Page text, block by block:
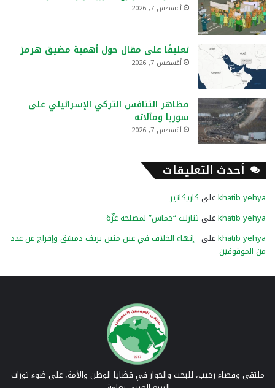
أغسطس 7, 2026
تعليقًا على مقال حول أهمية مضيق هرمز
أغسطس 7, 2026
مظاهر التنافس التركي الإسرائيلي على
سوريا ومآلاته
أغسطس 7, 2026
أحدث التعليقات
khatib yehyaعلى كاريكاتير
khatib yehyaعلى تنازلت “حماس” لمصلحة غزّة
khatib yehyaعلى إنهاء الخلاف في عين منين بريف دمشق وإفراج عن عدد
من الموقوفين
ملتقى وفضاء رحيب، للبحث والحوار في قضايا الوطن والأمة، على ضوء ثورات